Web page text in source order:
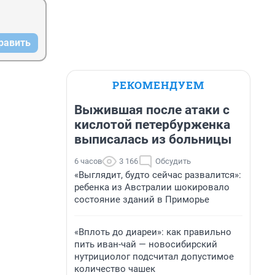
РЕКОМЕНДУЕМ
Выжившая после атаки с
кислотой петербурженка
выписалась из больницы
6 часов 3 166 Обсудить
«Выглядит, будто сейчас развалится»:
ребенка из Австралии шокировало
состояние зданий в Приморье
«Вплоть до диареи»: как правильно
пить иван-чай — новосибирский
нутрициолог подсчитал допустимое
количество чашек